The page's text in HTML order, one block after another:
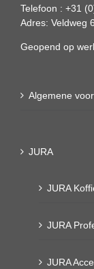
Telefoon : +31
Adres: Veldweg
Geopend op
Algemene
JURA
JURA
JURA
JURA